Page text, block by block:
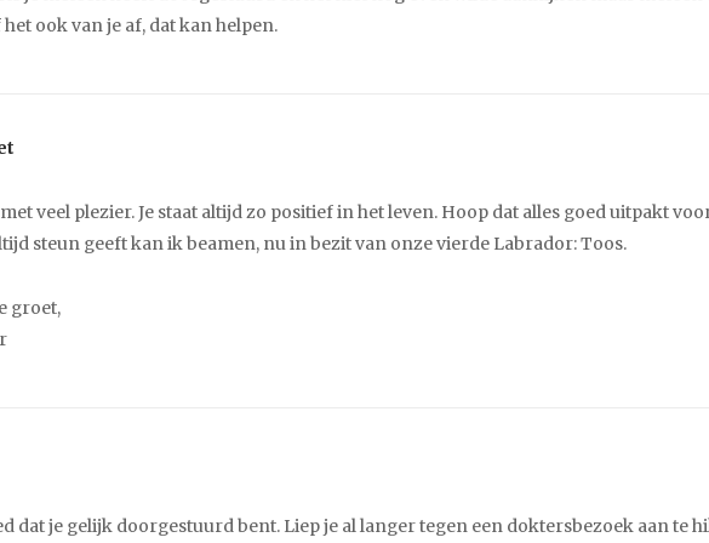
ook van je af, dat kan helpen.
veel plezier. Je staat altijd zo positief in het leven. Hoop dat alles goed uitpakt
steun geeft kan ik beamen, nu in bezit van onze vierde Labrador: Toos.
groet,
dat je gelijk doorgestuurd bent. Liep je al langer tegen een doktersbezoek aan te